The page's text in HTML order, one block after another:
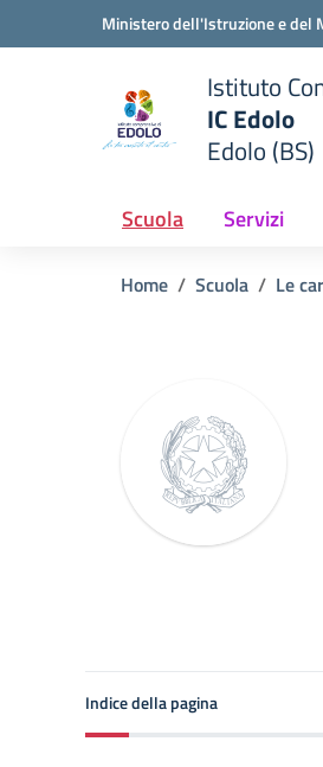
Vai ai contenuti
Vai al menu di navigazioneMinistero dell'Istruzione e del
scuola
Istituto
IC Edolo
Edolo (BS)
Scuola Servizi
Home Scuola Le
Indice della pagina